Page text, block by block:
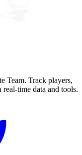
Team. Track players,
time data and tools.